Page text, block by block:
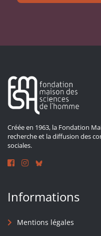
Créée en 1963, la Fondation
recherche et la diffusion des
sociales.
Informations
Mentions légales